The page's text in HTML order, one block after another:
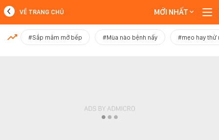
MỚI NHẤT
VỀ TRANG CHỦ MỚI NHẤT
#Sắp mâm mở bếp #Mùa nào bệnh nấy #mẹo hay thử